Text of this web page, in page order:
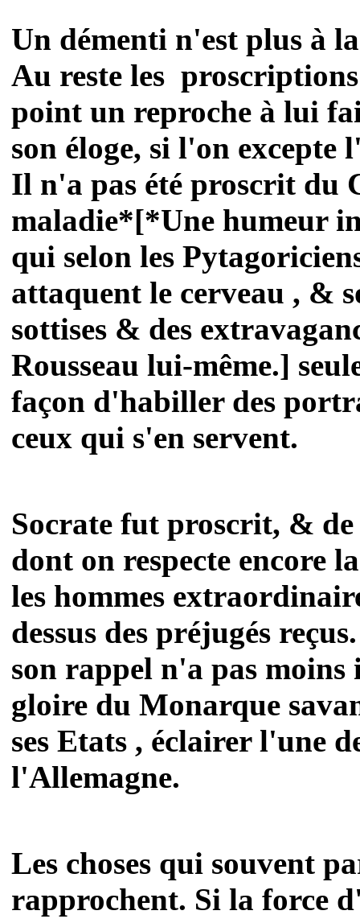
Un démenti n'est plus à
Au reste les
point un reproche à lui
son éloge, si l'on
Il n'a pas été proscrit du
maladie*[*Une humeur
qui selon les
attaquent le cerveau , &
sottises & des
Rousseau lui-même.]
façon d'habiller des
ceux qui s'en servent.
Socrate fut proscrit, & de
dont on respecte encore
les hommes
dessus des préjugés
son rappel n'a pas
gloire du Monarque
ses Etats , éclairer l'une
l'Allemagne.
Les choses qui souvent
rapprochent. Si la force